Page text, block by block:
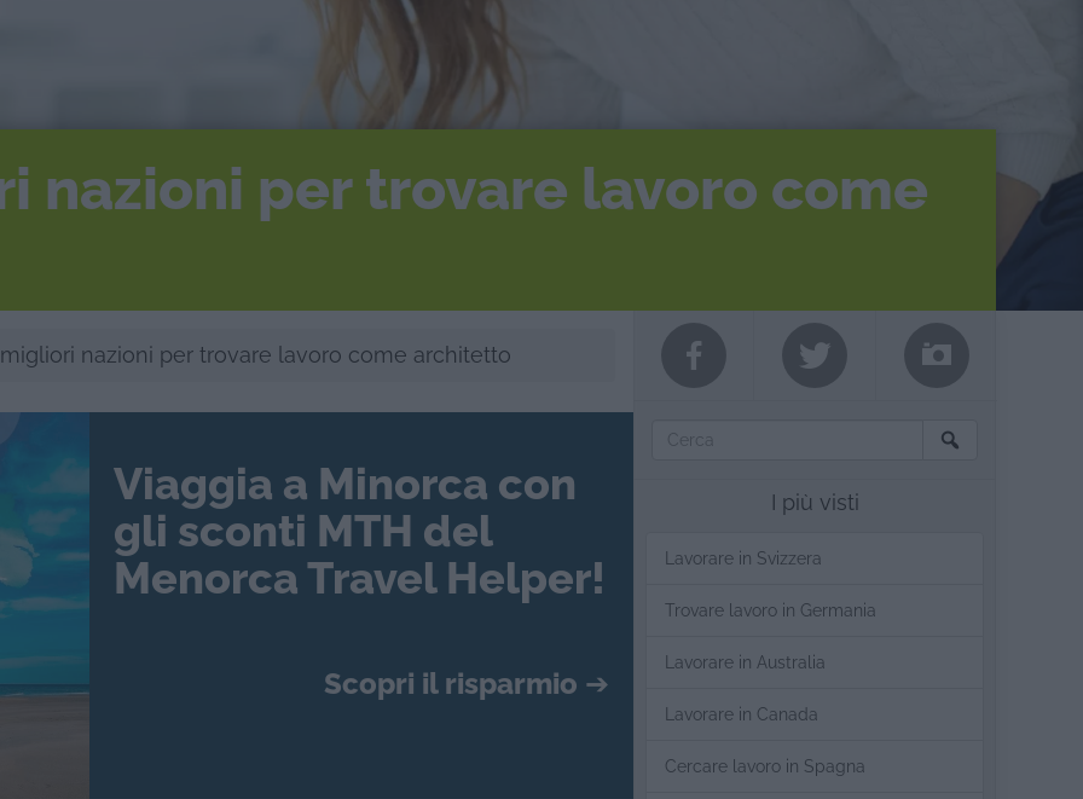
nazioni per trovare lavoro come
nazioni per trovare lavoro come architetto
Viaggia a Minorca con
gli sconti MTH del
Menorca Travel Helper!
Scopri il risparmio ➔
I più visti
Lavorare in Svizzera
Trovare lavoro in Germania
Lavorare in Australia
Lavorare in Canada
Cercare lavoro in Spagna